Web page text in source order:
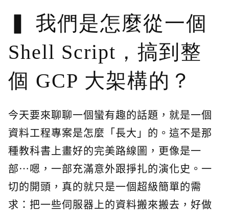
我們是怎麼從一個
Shell Script，搞到整
個 GCP 大架構的？
今天要來聊聊一個蠻有趣的話題，就是一個
資料工程專案是怎麼「長大」的。這不是那
種教科書上畫好的完美路線圖，更像是一
部…嗯，一部充滿意外跟掙扎的演化史。一
切的開頭，真的就只是一個超級簡單的需
求：把一些伺服器上的資料搬來搬去，好做